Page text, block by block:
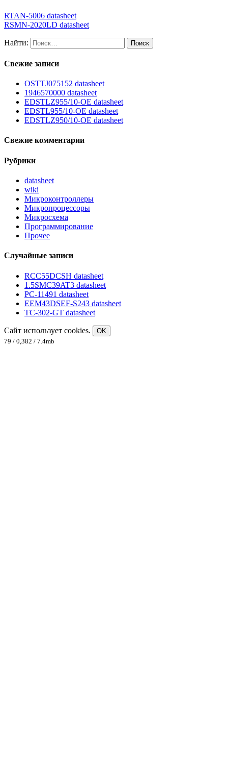
RTAN-5006 datasheet
RSMN-2020LD datasheet
Найти:
Свежие записи
OSTTJ075152 datasheet
1946570000 datasheet
EDSTLZ955/10-OE datasheet
EDSTL955/10-OE datasheet
EDSTLZ950/10-OE datasheet
Свежие комментарии
Рубрики
datasheet
wiki
Микроконтроллеры
Микропроцессоры
Микросхема
Программирование
Прочее
Случайные записи
RCC55DCSH datasheet
1.5SMC39AT3 datasheet
PC-11491 datasheet
EEM43DSEF-S243 datasheet
TC-302-GT datasheet
Сайт использует cookies.
OK
79 / 0,382 / 7.4mb